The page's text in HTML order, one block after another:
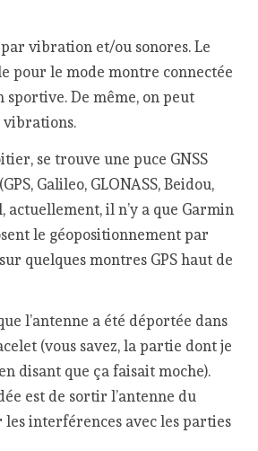
vibration et/ou sonores. Le
pour le mode montre connectée
sportive. De même, on peut
vibrations.
se trouve une puce GNSS
Galileo, GLONASS, Beidou,
actuellement, il n’y a que Garmin
le géopositionnement par
quelques montres GPS haut de
l’antenne a été déportée dans
(vous savez, la partie dont je
disant que ça faisait moche).
est de sortir l’antenne du
interférences avec les parties